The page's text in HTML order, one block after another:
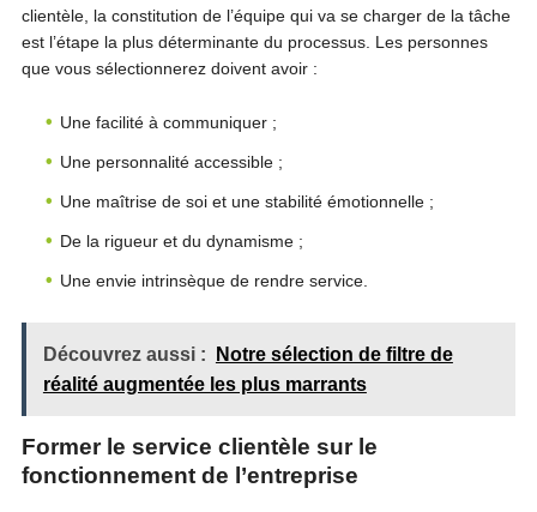
clientèle, la constitution de l’équipe qui va se charger de la tâche
est l’étape la plus déterminante du processus. Les personnes
que vous sélectionnerez doivent avoir :
Une facilité à communiquer ;
Une personnalité accessible ;
Une maîtrise de soi et une stabilité émotionnelle ;
De la rigueur et du dynamisme ;
Une envie intrinsèque de rendre service.
Découvrez aussi :
Notre sélection de filtre de
réalité augmentée les plus marrants
Former le service clientèle sur le
fonctionnement de l’entreprise